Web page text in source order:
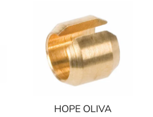
HOPE OLIVA